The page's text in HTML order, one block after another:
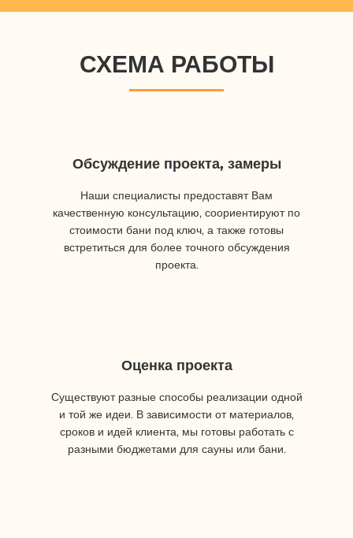
СХЕМА РАБОТЫ
Обсуждение проекта, замеры
Наши специалисты предоставят Вам
качественную консультацию, соориентируют по
стоимости бани под ключ, а также готовы
встретиться для более точного обсуждения
проекта.
Оценка проекта
Существуют разные способы реализации одной
и той же идеи. В зависимости от материалов,
сроков и идей клиента, мы готовы работать с
разными бюджетами для сауны или бани.